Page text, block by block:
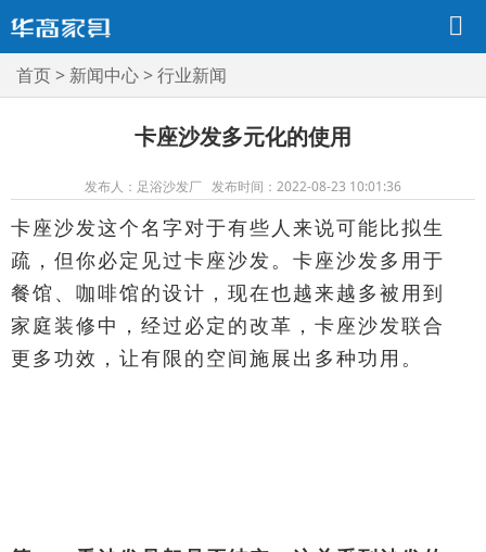
首页> 新闻中心>行业新闻
卡座沙发多元化的使用
发布人：足浴沙发厂 发布时间：2022-08-23 10:01:36
卡座沙发这个名字对于有些人来说可能比拟生
疏，但你必定见过卡座沙发。卡座沙发多用于
餐馆、咖啡馆的设计，现在也越来越多被用到
家庭装修中，经过必定的改革，卡座沙发联合
更多功效，让有限的空间施展出多种功用。